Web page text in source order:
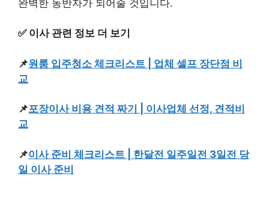
완벽한 동반자가 되어줄 것입니다.
✅ 이사 관련 정보 더 보기
📌원룸 입주청소 체크리스트 | 업체 셀프 장단점 비
교
📌포장이사 비용 견적 짜기 | 이사업체 선정, 견적비
교
📌이사 준비 체크리스트 | 한달전 일주일전 3일전 당
일 이사 준비